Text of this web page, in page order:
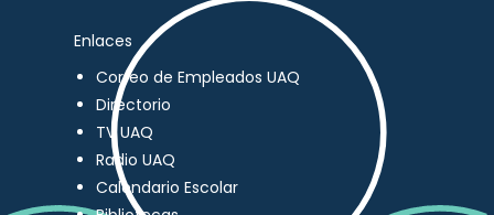
Enlaces
Correo de Empleados UAQ
Directorio
TV UAQ
Radio UAQ
Calendario Escolar